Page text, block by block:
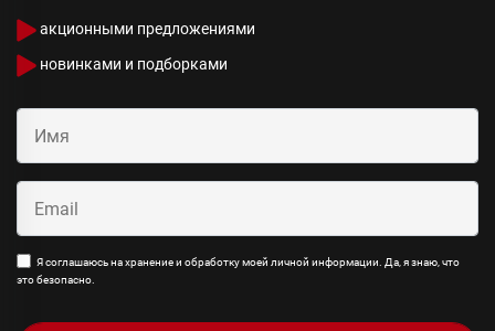
акционными предложениями
новинками и подборками
Я соглашаюсь на хранение и обработку моей личной информации. Да, я знаю, что
это безопасно.